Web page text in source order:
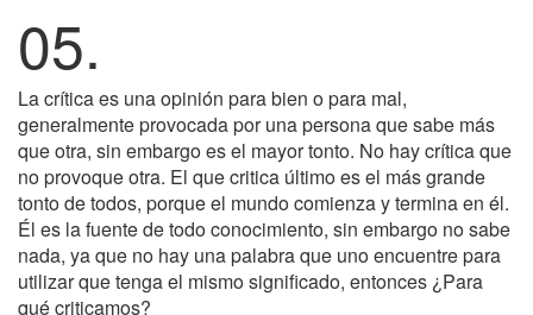
05.
La crítica es una opinión para bien o para mal,
generalmente provocada por una persona que sabe más
que otra, sin embargo es el mayor tonto. No hay crítica que
no provoque otra. El que critica último es el más grande
tonto de todos, porque el mundo comienza y termina en él.
Él es la fuente de todo conocimiento, sin embargo no sabe
nada, ya que no hay una palabra que uno encuentre para
utilizar que tenga el mismo significado, entonces ¿Para
qué criticamos?